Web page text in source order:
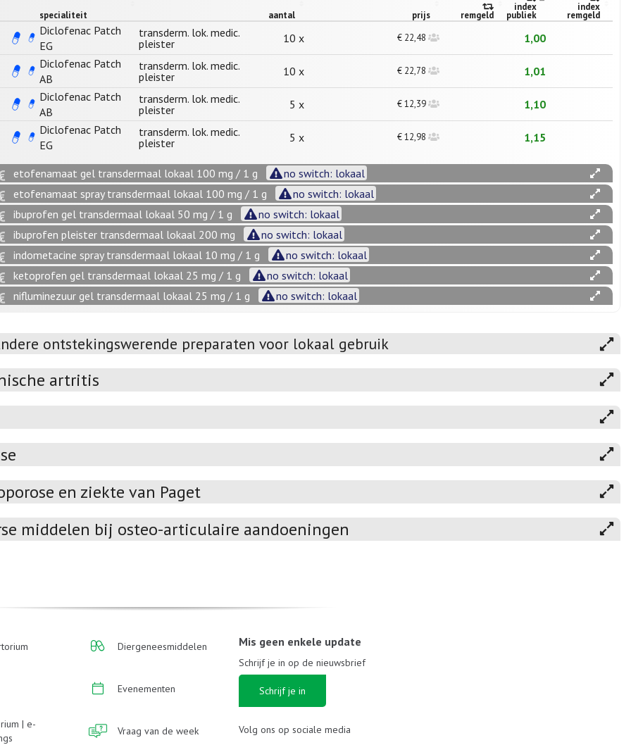
specialiteit aantal prijs remgeld
index
publiek
index
remgeld
Diclofenac Patch
EG
transderm. lok. medic.
pleister
10 x € 22,48
1,00
Diclofenac Patch
AB
transderm. lok. medic.
pleister
10 x € 22,78
1,01
Diclofenac Patch
AB
transderm. lok. medic.
pleister
5 x € 12,39
1,10
Diclofenac Patch
EG
transderm. lok. medic.
pleister
5 x € 12,98 1,15
etofenamaat gel transdermaal lokaal 100 mg / 1 g
no switch: lokaal
etofenamaat spray transdermaal lokaal 100 mg / 1 g
no switch: lokaal
ibuprofen gel transdermaal lokaal 50 mg / 1 g
no switch: lokaal
ibuprofen pleister transdermaal lokaal 200 mg
no switch: lokaal
indometacine spray transdermaal lokaal 10 mg / 1 g
no switch: lokaal
ketoprofen gel transdermaal lokaal 25 mg / 1 g
no switch: lokaal
nifluminezuur gel transdermaal lokaal 25 mg / 1 g
no switch: lokaal
ontstekingswerende preparaten voor lokaal gebruik
artritis
en ziekte van Paget
middelen bij osteo-articulaire aandoeningen
| e-
Diergeneesmiddelen
Evenementen
Vraag van de week
Mis geen enkele update
Schrijf je in op de nieuwsbrief
Schrijf je in
Volg ons op sociale media